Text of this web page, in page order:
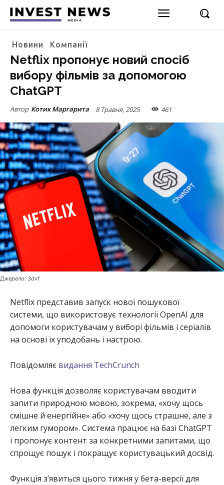
Новини Компанії
Netflix пропонує новий спосіб
вибору фільмів за допомогою
ChatGPT
Автор Котик Маргарита 8 Травня, 2025 461
Джерело: 3dvf
Netflix представив запуск нової пошукової
системи, що використовує технології OpenAI для
допомоги користувачам у виборі фільмів і серіалів
на основі їх уподобань і настрою.
Повідомляє видання TechCrunch
Нова функція дозволяє користувачам вводити
запити природною мовою, зокрема, «хочу щось
смішне й енергійне» або «хочу щось страшне, але з
легким гумором». Система працює на базі ChatGPT
і пропонує контент за конкретними запитами, що
спрощує пошук і покращує користувацький досвід.
Функція з’явиться цього тижня у бета-версії для